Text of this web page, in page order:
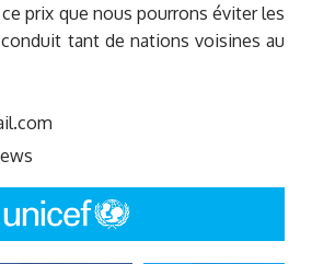
prix que nous pourrons éviter les
tant de nations voisines au